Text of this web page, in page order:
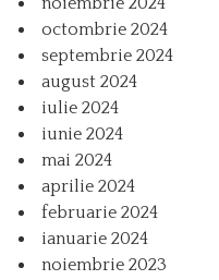
octombrie 2024
septembrie 2024
august 2024
iulie 2024
iunie 2024
mai 2024
aprilie 2024
februarie 2024
ianuarie 2024
noiembrie 2023